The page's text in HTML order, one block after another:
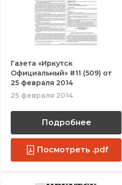
Газета «Иркутск
Официальный» #11 (509) от
25 февраля 2014
25 февраля 2014
Подробнее
Посмотреть .pdf